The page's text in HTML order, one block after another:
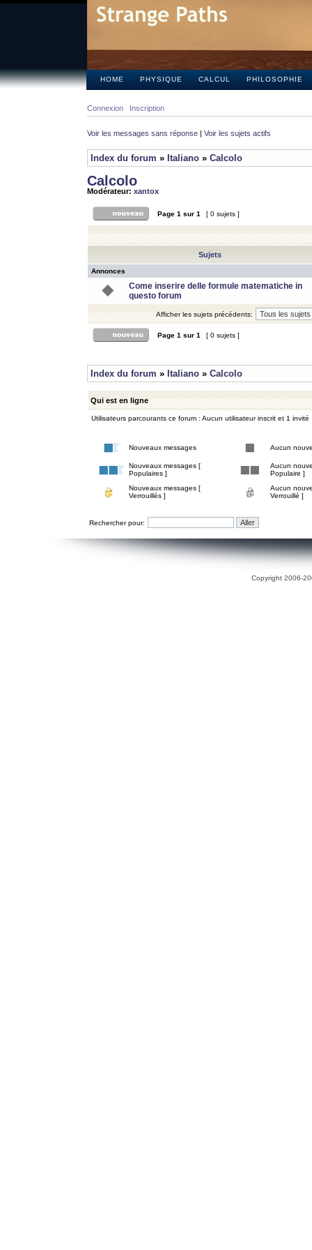
HOME PHYSIQUE CALCUL PHILOSOPHIE
Connexion Inscription
Voir les messages sans réponse | Voir les sujets actifs
Index du forum » Italiano » Calcolo
Calcolo
Modérateur: xantox
Page 1 sur 1 [ 0 sujets ]
Sujets
Annonces
Come inserire delle formule matematiche in
questo forum
Afficher les sujets précédents:
Page 1 sur 1 [ 0 sujets ]
Index du forum » Italiano » Calcolo
Qui est en ligne
Utilisateurs parcourants ce forum : Aucun utilisateur inscrit et 1 invité
Nouveaux messages Aucun
Nouveaux messages [
Populaires ]
Aucun
Populaire ]
Nouveaux messages [
Verrouillés ]
Aucun
Verrouillé ]
Rechercher pour:
Copyright 2006-